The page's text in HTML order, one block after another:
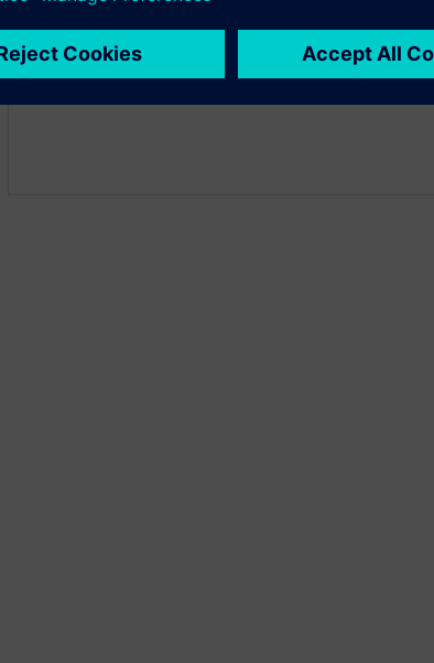
систем утримання в будь-якій моделі конструкції